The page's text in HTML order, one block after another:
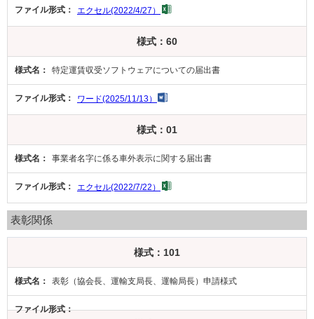
エクセル(2022/4/27）
様式：60
特定運賃収受ソフトウェアについての届出書
ワード(2025/11/13）
様式：01
事業者名字に係る車外表示に関する届出書
エクセル(2022/7/22）
表彰関係
様式：101
表彰（協会長、運輸支局長、運輸局長）申請様式